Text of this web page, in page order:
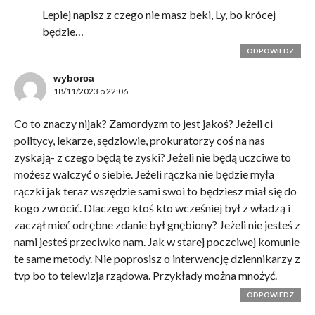
Lepiej napisz z czego nie masz beki, Ly, bo krócej
będzie…
ODPOWIEDZ
wyborca
18/11/2023 o 22:06
Co to znaczy nijak? Zamordyzm to jest jakoś? Jeżeli ci
politycy, lekarze, sędziowie, prokuratorzy coś na nas
zyskają- z czego będą te zyski? Jeżeli nie będą uczciwe to
możesz walczyć o siebie. Jeżeli rączka nie będzie myła
rączki jak teraz wszędzie sami swoi to będziesz miał się do
kogo zwrócić. Dlaczego ktoś kto wcześniej był z władzą i
zaczął mieć odrębne zdanie był gnębiony? Jeżeli nie jesteś z
nami jesteś przeciwko nam. Jak w starej poczciwej komunie
te same metody. Nie poprosisz o interwencję dziennikarzy z
tvp bo to telewizja rządowa. Przykłady można mnożyć.
ODPOWIEDZ